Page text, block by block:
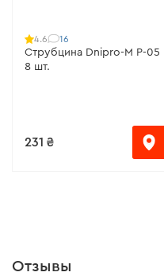
4.6 16
Струбцина Dnipro-M P-05
8 шт.
231 ₴
Отзывы